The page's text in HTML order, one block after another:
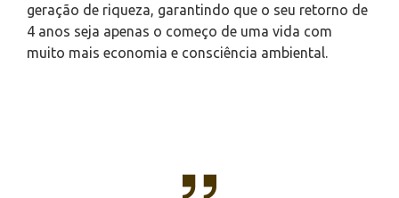
geração de riqueza, garantindo que o seu retorno de
4 anos seja apenas o começo de uma vida com
muito mais economia e consciência ambiental.